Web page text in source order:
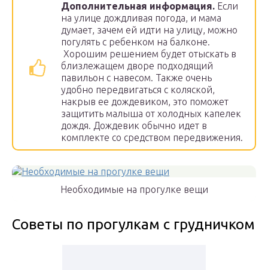
Дополнительная информация. Если
на улице дождливая погода, и мама
думает, зачем ей идти на улицу, можно
погулять с ребенком на балконе.
Хорошим решением будет отыскать в
близлежащем дворе подходящий
павильон с навесом. Также очень
удобно передвигаться с коляской,
накрыв ее дождевиком, это поможет
защитить малыша от холодных капелек
дождя. Дождевик обычно идет в
комплекте со средством передвижения.
Необходимые на прогулке вещи
Советы по прогулкам с грудничком